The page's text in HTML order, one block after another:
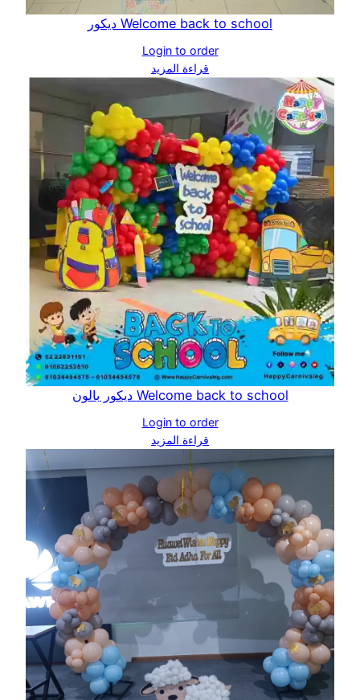
Welcome back to school ديكور
Login to order
قراءة المزيد
Welcome back to school ديكور بالون
Login to order
قراءة المزيد